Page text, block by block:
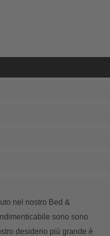
nel nostro Bed &
sono sono
desiderio più grande è